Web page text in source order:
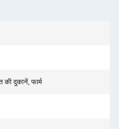
की दुकानें, फार्म